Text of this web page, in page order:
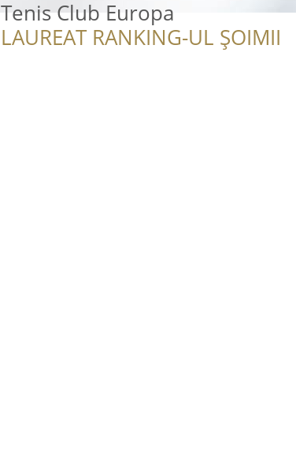
Tenis Club Europa
LAUREAT RANKING-UL ȘOIMII